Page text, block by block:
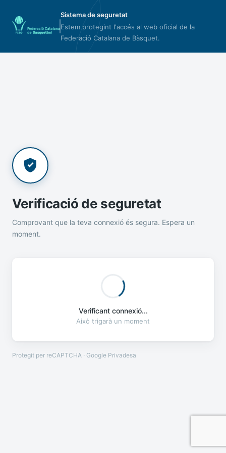
Sistema de seguretat
Estem protegint l'accés al web oficial de la
Federació Catalana de Bàsquet.
Verificació de seguretat
Comprovant que la teva connexió és segura. Espera un
moment.
Verificant connexió...
Això trigarà un moment
Protegit per reCAPTCHA · Google Privadesa